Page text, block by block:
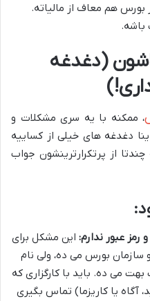
هم معاف از مالیاته.
باشه.
(دغدغه
، ممکنه با یه سری مشکلات و
دغدغه های خیلی از کساییه
از پرتکرارترینشون جواب
رمز عبور ندارم: این مشکل برای
بورس می ده، ولی نام
بهت می ده. باید با کارگزاری که
آگاه یا کاریزما) تماس بگیری